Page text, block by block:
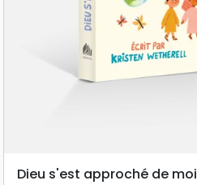
Dieu s'est approché de moi